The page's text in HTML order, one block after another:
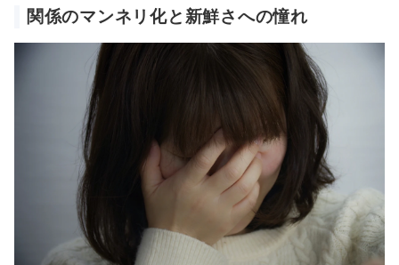
関係のマンネリ化と新鮮さへの憧れ